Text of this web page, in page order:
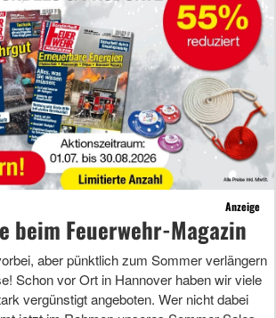
Anzeige
beim Feuerwehr-Magazin
aber pünktlich zum Sommer verlängern
Schon vor Ort in Hannover haben wir viele
vergünstigt angeboten. Wer nicht dabei